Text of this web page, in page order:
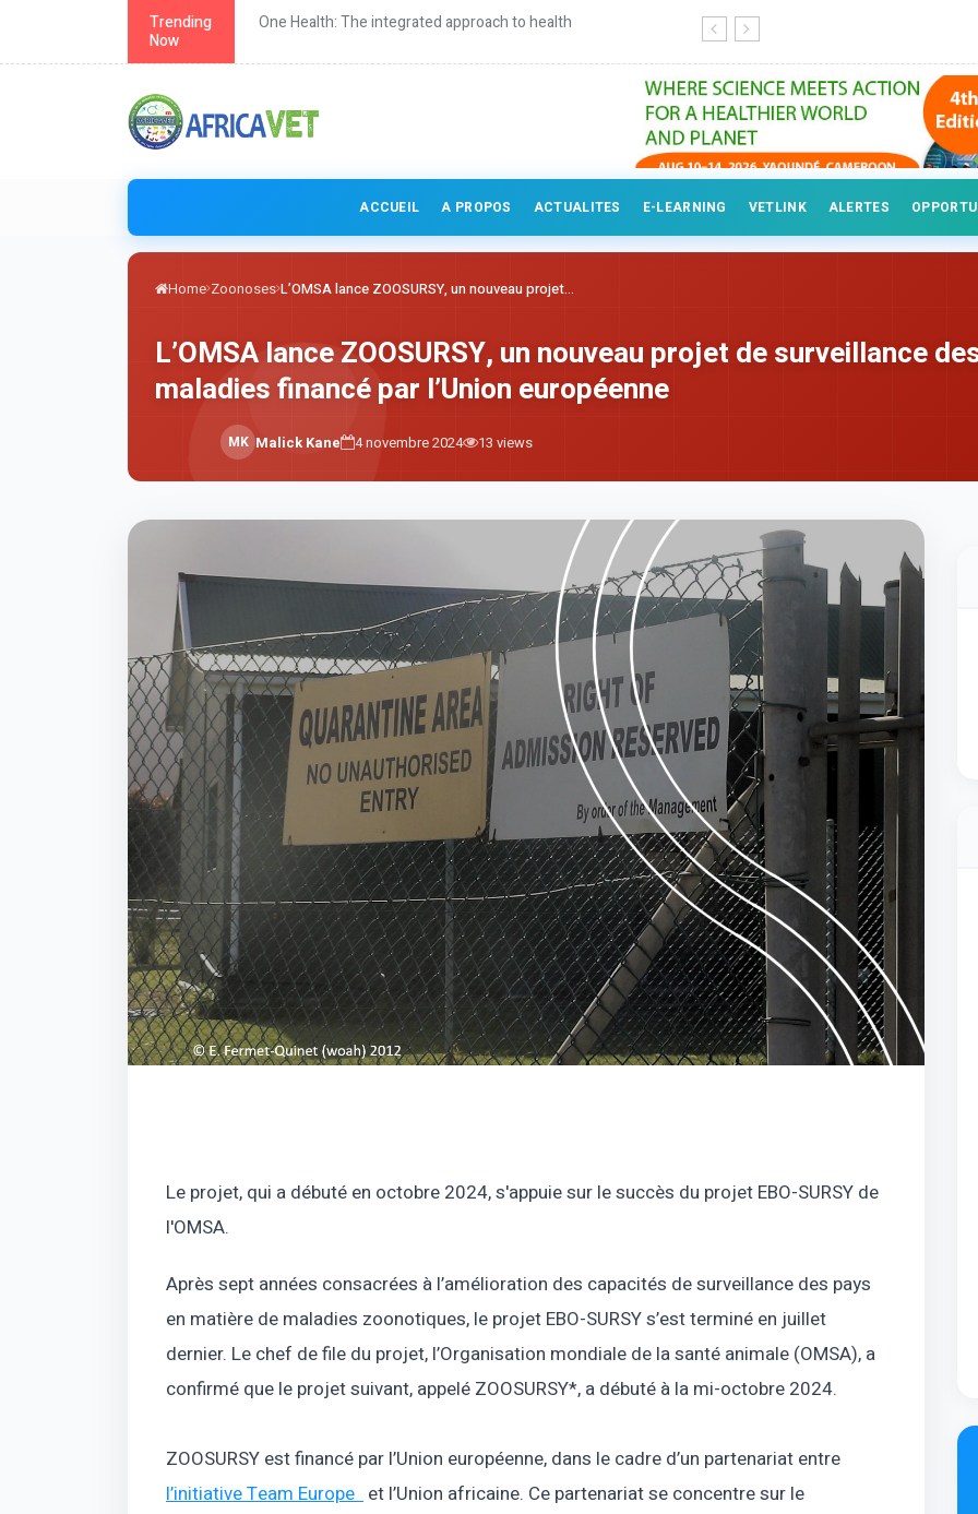
Trending
Now
Continuing education for veterinary professionals
ACCUEIL A PROPOS ACTUALITES E-LEARNING VETLINK ALERTES
Home Zoonoses L’OMSA lance ZOOSURSY, un nouveau projet...
L’OMSA lance ZOOSURSY, un nouveau projet de surveillance
maladies financé par l’Union européenne
MK Malick Kane 4 novembre 2024 13 views
Le projet, qui a débuté en octobre 2024, s'appuie sur le succès du projet EBO-SURSY de
l'OMSA.
Après sept années consacrées à l’amélioration des capacités de surveillance des pays
en matière de maladies zoonotiques, le projet EBO-SURSY s’est terminé en juillet
dernier. Le chef de file du projet, l’Organisation mondiale de la santé animale (OMSA), a
confirmé que le projet suivant, appelé ZOOSURSY*, a débuté à la mi-octobre 2024.
ZOOSURSY est financé par l’Union européenne, dans le cadre d’un partenariat entre
l’initiative Team Europe et l’Union africaine. Ce partenariat se concentre sur le